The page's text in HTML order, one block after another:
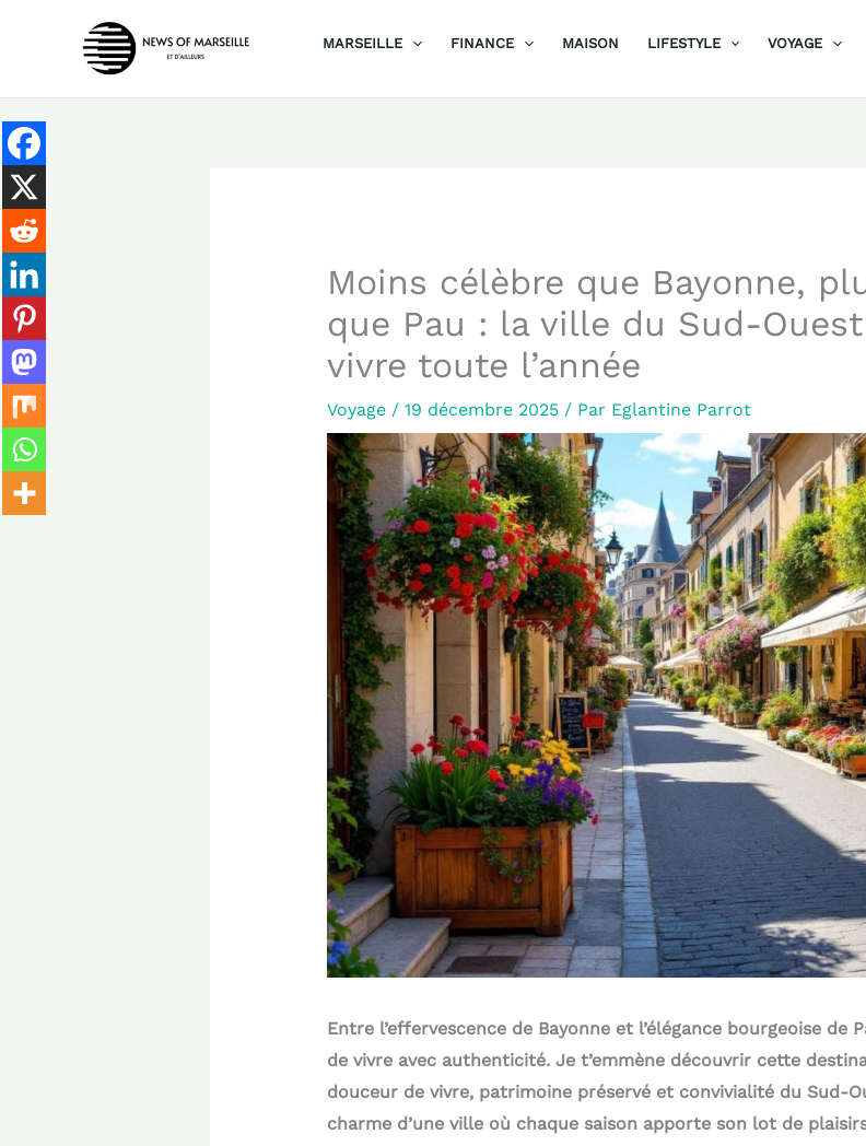
MARSEILLE FINANCE MAISON LIFESTYLE VOYAGE
Moins célèbre que Bayonne,
que Pau : la ville du Sud-
vivre toute l’année
Voyage/ 19 décembre 2025 / Par Eglantine Parrot
Entre l’effervescence de Bayonne et l’élégance bourgeoise de
de vivre avec authenticité. Je t’emmène découvrir cette
douceur de vivre, patrimoine préservé et convivialité du Sud-
charme d’une ville où chaque saison apporte son lot de